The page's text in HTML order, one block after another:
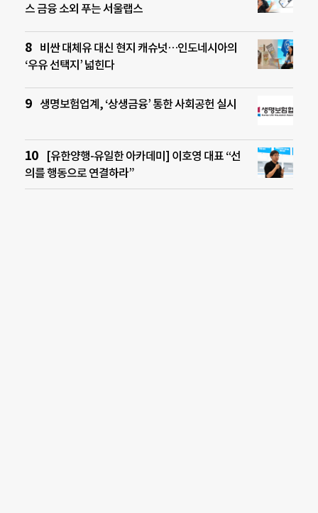
스 금융 소외 푸는 서울랩스
비싼 대체유 대신 현지 캐슈넛…인도네시아의
‘우유 선택지’ 넓힌다
생명보험업계, ‘상생금융’ 통한 사회공헌 실시
[유한양행-유일한 아카데미] 이호영 대표 “선
의를 행동으로 연결하라”